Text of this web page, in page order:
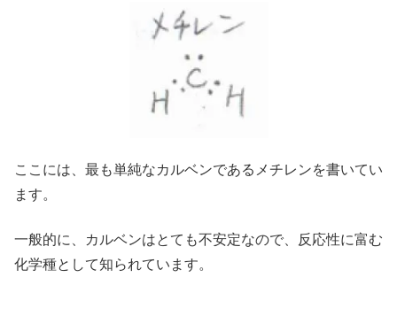
ここには、最も単純なカルベンであるメチレンを書いてい
ます。
一般的に、カルベンはとても不安定なので、反応性に富む
化学種として知られています。